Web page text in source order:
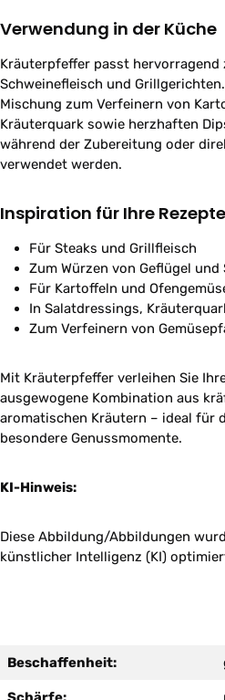
Verwendung in der Küche
Kräuterpfeffer passt hervorragend
Schweinefleisch und
Mischung zum Verfeinern von
Kräuterquark sowie herzhaften
während der Zubereitung oder
verwendet werden.
Inspiration für Ihre Rezepte
Für Steaks und Grillfleisch
Zum Würzen von Geflügel
Für Kartoffeln und
In Salatdressings,
Zum Verfeinern von
Mit Kräuterpfeffer verleihen Sie
ausgewogene Kombination aus
aromatischen Kräutern – ideal für
besondere Genussmomente.
KI-Hinweis:
Diese Abbildung/Abbildungen
künstlicher Intelligenz (KI)
Beschaffenheit: